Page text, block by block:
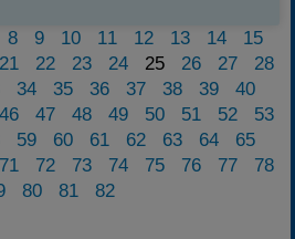
8 9 10 11 12 13 14
15
21 22 23 24 25 26 27
28
34 35 36 37 38 39
40
46 47 48 49 50 51 52
53
59 60 61 62 63 64
65
71 72 73 74 75 76 77
78
80 81 82